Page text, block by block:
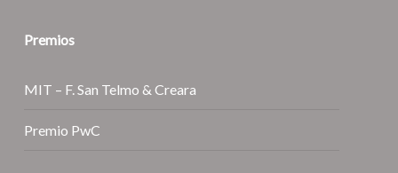
Premios
MIT – F. San Telmo & Creara
Premio PwC